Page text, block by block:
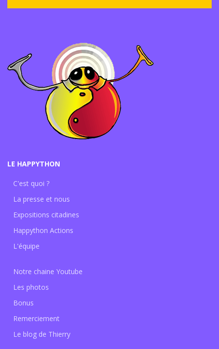
LE HAPPYTHON
C'est quoi ?
La presse et nous
Expositions citadines
Happython Actions
L'équipe
Notre chaine Youtube
Les photos
Bonus
Remerciement
Le blog de Thierry